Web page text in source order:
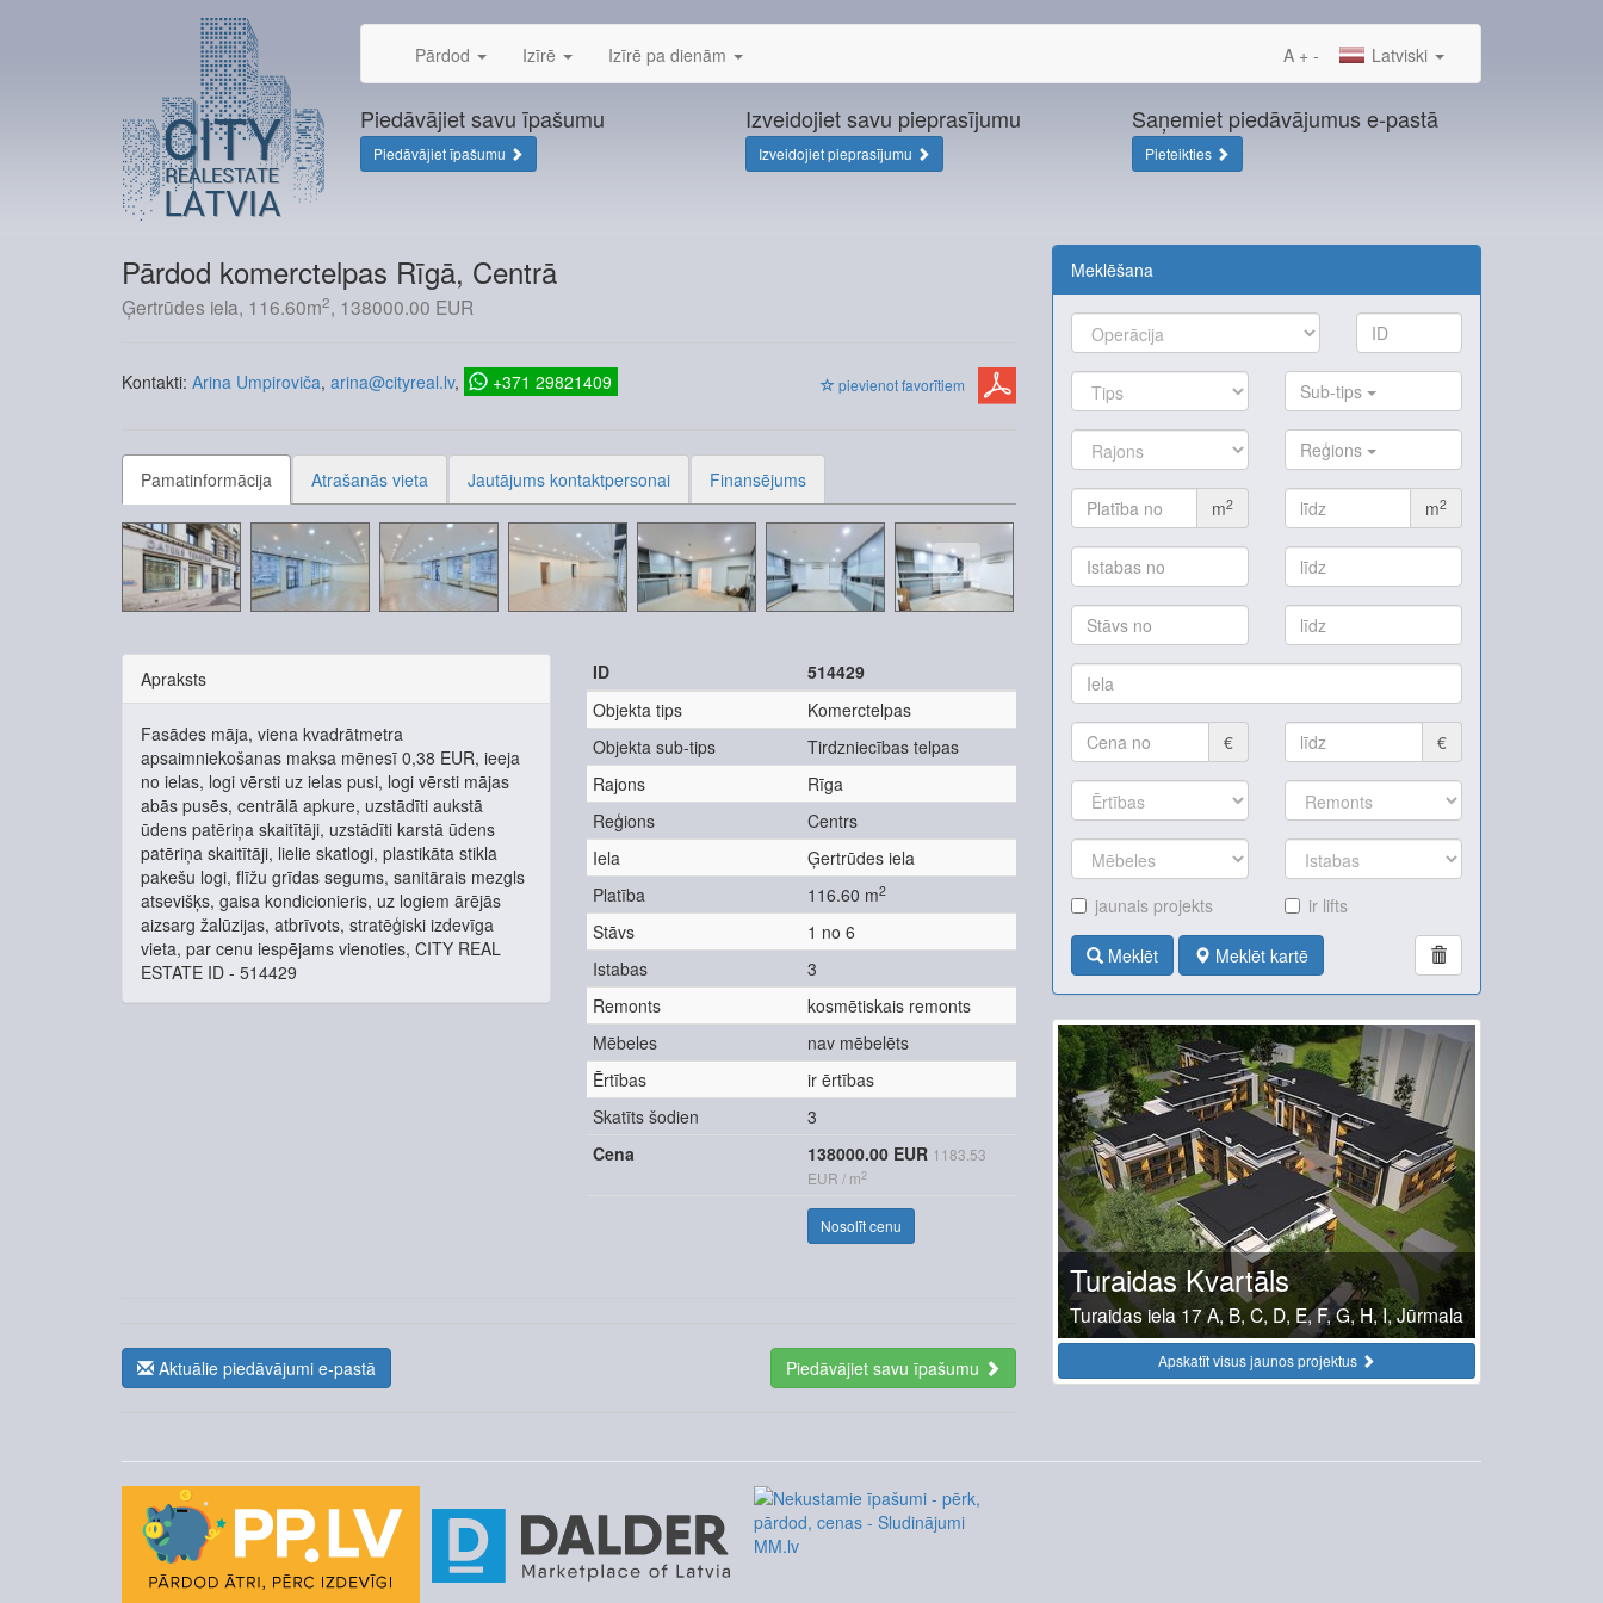
Pārdod Izīrē Izīrē pa dienām Latviski
A + -
Piedāvājiet savu īpašumu
Piedāvājiet īpašumu
Izveidojiet savu pieprasījumu
Izveidojiet pieprasījumu
Saņemiet piedāvājumus e-pastā
Pieteikties
Pārdod komerctelpas Rīgā, Centrā
Ģertrūdes iela, 116.60m2, 138000.00 EUR
pievienot favorītiem
Kontakti: Arina Umpiroviča arina@cityreal.lv +371 29821409
Pamatinformācija Atrašanās vieta Jautājums kontaktpersonai Finansējums
Apraksts
Fasādes māja, viena kvadrātmetra
apsaimniekošanas maksa mēnesī 0,38 EUR, ieeja
no ielas, logi vērsti uz ielas pusi, logi vērsti mājas
abās pusēs, centrālā apkure, uzstādīti aukstā
ūdens patēriņa skaitītāji, uzstādīti karstā ūdens
patēriņa skaitītāji, lielie skatlogi, plastikāta stikla
pakešu logi, flīžu grīdas segums, sanitārais mezgls
atsevišķs, gaisa kondicionieris, uz logiem ārējās
aizsarg žalūzijas, atbrīvots, stratēģiski izdevīga
vieta, par cenu iespējams vienoties, CITY REAL
ESTATE ID - 514429
ID
514429
Objekta tips
Komerctelpas
Objekta sub-tips
Tirdzniecības telpas
Rajons
Rīga
Reģions
Centrs
Iela
Ģertrūdes iela
Platība
116.60 m2
Stāvs
1 no 6
Istabas
3
Remonts
kosmētiskais remonts
Mēbeles
nav mēbelēts
Ērtības
ir ērtības
Skatīts šodien
3
Cena
138000.00 EUR 1183.53
EUR / m2
Nosolīt cenu
Aktuālie piedāvājumi e-pastā Piedāvājiet savu īpašumu
Meklēšana
Sub-tips
Reģions
m2 m2
€ €
jaunais projekts ir lifts
Meklēt Meklēt kartē
Turaidas Kvartāls
Turaidas iela 17 A, B, C, D, E, F, G, H, I, Jūrmala
Apskatīt visus jaunos projektus